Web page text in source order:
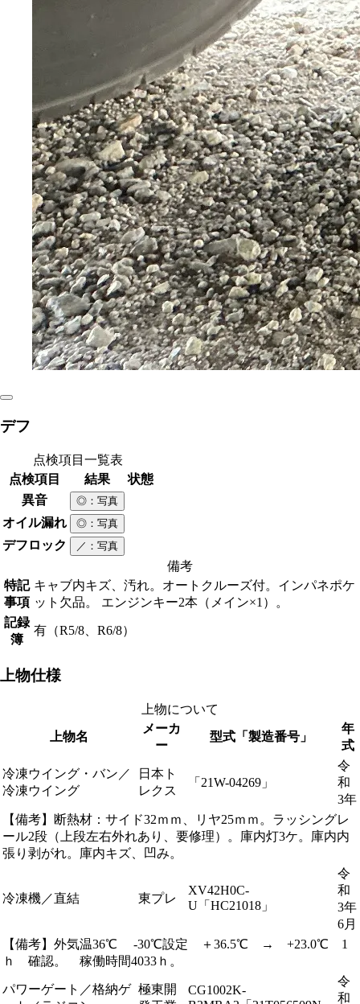
デフ
点検項目一覧表
点検項目
結果
状態
異音
◎ ：写真
オイル漏れ ◎ ：写真
デフロック ／ ：写真
備考
特記
事項
キャブ内キズ、汚れ。オートクルーズ付。インパネポケ
ット欠品。 エンジンキー2本（メイン×1）。
記録
簿
有（R5/8、R6/8）
上物仕様
上物について
上物名
メーカ
ー
型式「製造番号」
年
式
冷凍ウイング・バン／
冷凍ウイング
日本ト
レクス
「21W-04269」
令
和
3年
【備考】断熱材：サイド32ｍｍ、リヤ25ｍｍ。ラッシングレ
ール2段（上段左右外れあり、要修理）。庫内灯3ケ。庫内内
張り剥がれ。庫内キズ、凹み。
冷凍機／直結 東プレ
XV42H0C-
U「HC21018」
令
和
3年
6月
【備考】外気温36℃ -30℃設定 ＋36.5℃ → +23.0℃ 1
ｈ 確認。 稼働時間4033ｈ。
パワーゲート／格納ゲ 極東開
CG1002K-
令
和